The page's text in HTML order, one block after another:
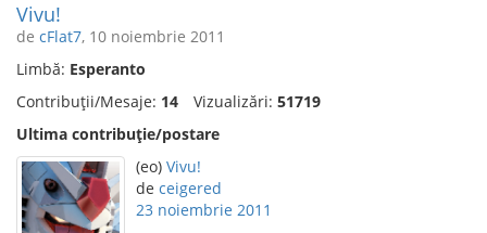
Vivu!
de cFlat7, 10 noiembrie 2011
Limbă: Esperanto
Contribuții/Mesaje: 14 Vizualizări: 51719
Ultima contribuție/postare
(eo) Vivu!
de ceigered
23 noiembrie 2011